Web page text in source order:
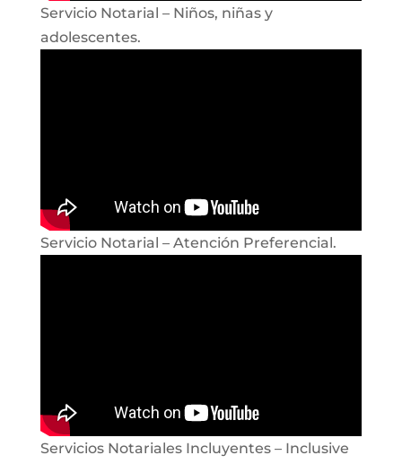
Servicio Notarial – Niños, niñas y
adolescentes.
Servicio Notarial – Atención Preferencial.
Servicios Notariales Incluyentes – Inclusive